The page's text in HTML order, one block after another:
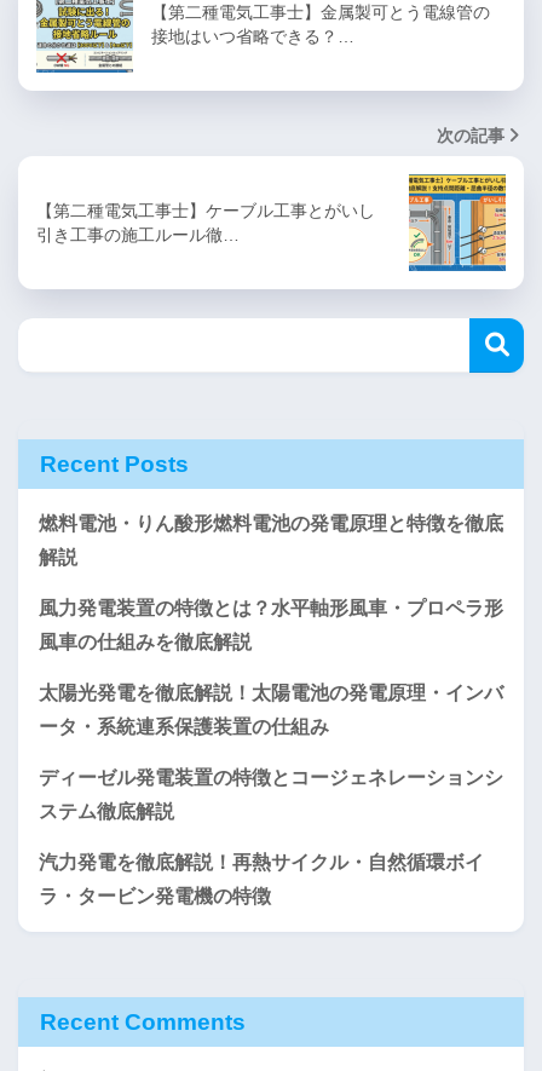
【第二種電気工事士】金属製可とう電線管の
接地はいつ省略できる？…
次の記事
【第二種電気工事士】ケーブル工事とがいし
引き工事の施工ルール徹…
Recent Posts
燃料電池・りん酸形燃料電池の発電原理と特徴を徹底
解説
風力発電装置の特徴とは？水平軸形風車・プロペラ形
風車の仕組みを徹底解説
太陽光発電を徹底解説！太陽電池の発電原理・インバ
ータ・系統連系保護装置の仕組み
ディーゼル発電装置の特徴とコージェネレーションシ
ステム徹底解説
汽力発電を徹底解説！再熱サイクル・自然循環ボイ
ラ・タービン発電機の特徴
Recent Comments